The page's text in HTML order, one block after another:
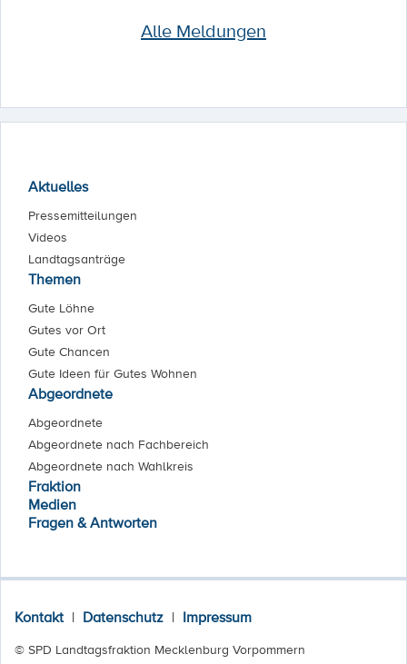
Alle Meldungen
Aktuelles
Pressemitteilungen
Videos
Landtagsanträge
Themen
Gute Löhne
Gutes vor Ort
Gute Chancen
Gute Ideen für Gutes Wohnen
Abgeordnete
Abgeordnete
Abgeordnete nach Fachbereich
Abgeordnete nach Wahlkreis
Fraktion
Medien
Fragen & Antworten
Kontakt | Datenschutz | Impressum
© SPD Landtagsfraktion Mecklenburg Vorpommern